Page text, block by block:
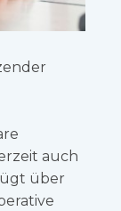
auch
über